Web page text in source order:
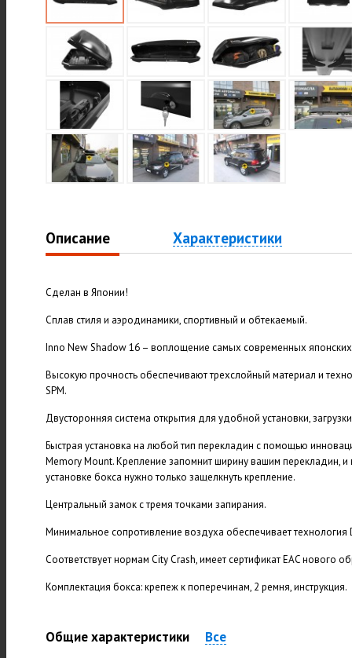
Описание Характеристики
Сделан в Японии!
Сплав стиля и аэродинамики, спортивный и обтекаемый.
Inno New Shadow 16 – воплощение самых современных
Высокую прочность обеспечивают трехслойный материал и
SPM.
Двусторонняя система открытия для удобной установки,
Быстрая установка на любой тип перекладин с помощью
Memory Mount. Крепление запомнит ширину вашим перекладин,
установке бокса нужно только защелкнуть крепление.
Центральный замок с тремя точками запирания.
Минимальное сопротивление воздуха обеспечивает технология
Соответствует нормам City Crash, имеет сертификат EAC нового
Комплектация бокса: крепеж к поперечинам, 2 ремня, инструкция.
Общие характеристики Все